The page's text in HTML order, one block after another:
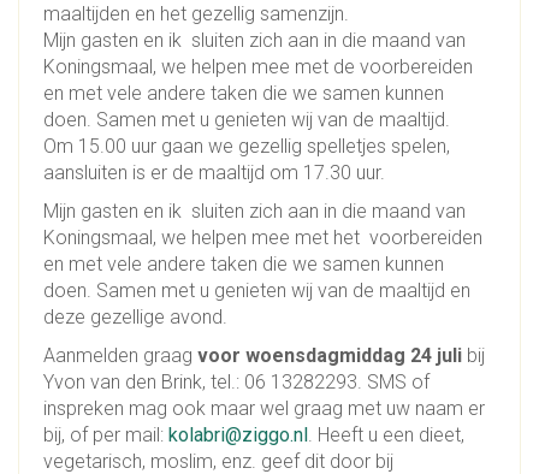
maaltijden en het gezellig samenzijn.
Mijn gasten en ik sluiten zich aan in die maand van
Koningsmaal, we helpen mee met de voorbereiden
en met vele andere taken die we samen kunnen
doen. Samen met u genieten wij van de maaltijd.
Om 15.00 uur gaan we gezellig spelletjes spelen,
aansluiten is er de maaltijd om 17.30 uur.
Mijn gasten en ik sluiten zich aan in die maand van
Koningsmaal, we helpen mee met het voorbereiden
en met vele andere taken die we samen kunnen
doen. Samen met u genieten wij van de maaltijd en
deze gezellige avond.
Aanmelden graag voor woensdagmiddag 24 juli bij
Yvon van den Brink, tel.: 06 13282293. SMS of
inspreken mag ook maar wel graag met uw naam er
bij, of per mail: kolabri@ziggo.nl . Heeft u een dieet,
vegetarisch, moslim, enz. geef dit door bij